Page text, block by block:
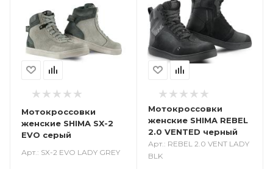
Мотокроссовки
женские SHIMA SX-2
EVO серый
Арт.: SX-2 EVO LADY GREY
Мотокроссовки
женские SHIMA REBEL
2.0 VENTED черный
Арт.: REBEL 2.0 VENT LADY
BLK